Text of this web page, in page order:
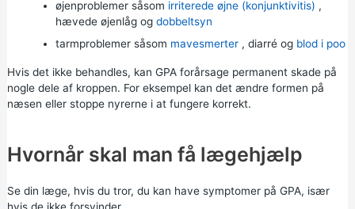
øjenproblemer såsom irriterede øjne (konjunktivitis) ,
hævede øjenlåg og dobbeltsyn
tarmproblemer såsom mavesmerter, diarréog blod i poo
Hvis det ikke behandles, kan GPA forårsage permanent skade på
nogle dele af kroppen. For eksempel kan det ændre formen på
næsen eller stoppe nyrerne i at fungere korrekt.
Hvornår skal man få lægehjælp
Se din læge, hvis du tror, du kan have symptomer på GPA, især